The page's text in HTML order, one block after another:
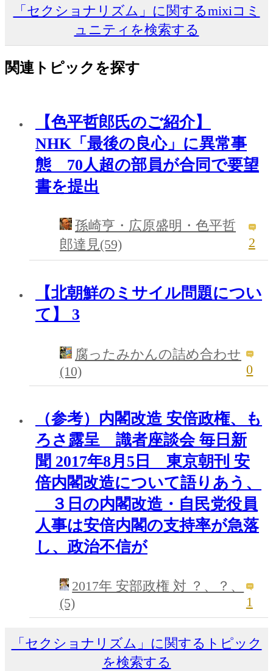
「セクショナリズム」に関するmixiコミ
ュニティを検索する
関連トピックを探す
【色平哲郎氏のご紹介】
NHK「最後の良心」に異常事
態 70人超の部員が合同で要望
書を提出
孫崎亨・広原盛明・色平哲
郎達見(59)
2
【北朝鮮のミサイル問題につい
て】 3
腐ったみかんの詰め合わせ
(10)
0
（参考）内閣改造 安倍政権、も
ろさ露呈 識者座談会 毎日新
聞 2017年8月5日 東京朝刊 安
倍内閣改造について語りあう、
３日の内閣改造・自民党役員
人事は安倍内閣の支持率が急落
し、政治不信が
2017年 安部政権 対 ？、？、
(5)
1
「セクショナリズム」に関するトピック
を検索する